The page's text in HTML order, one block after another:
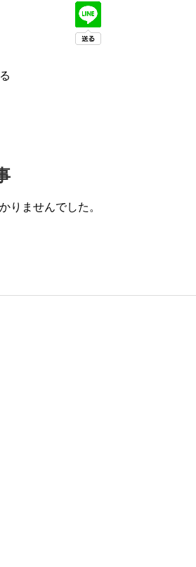
りませんでした。